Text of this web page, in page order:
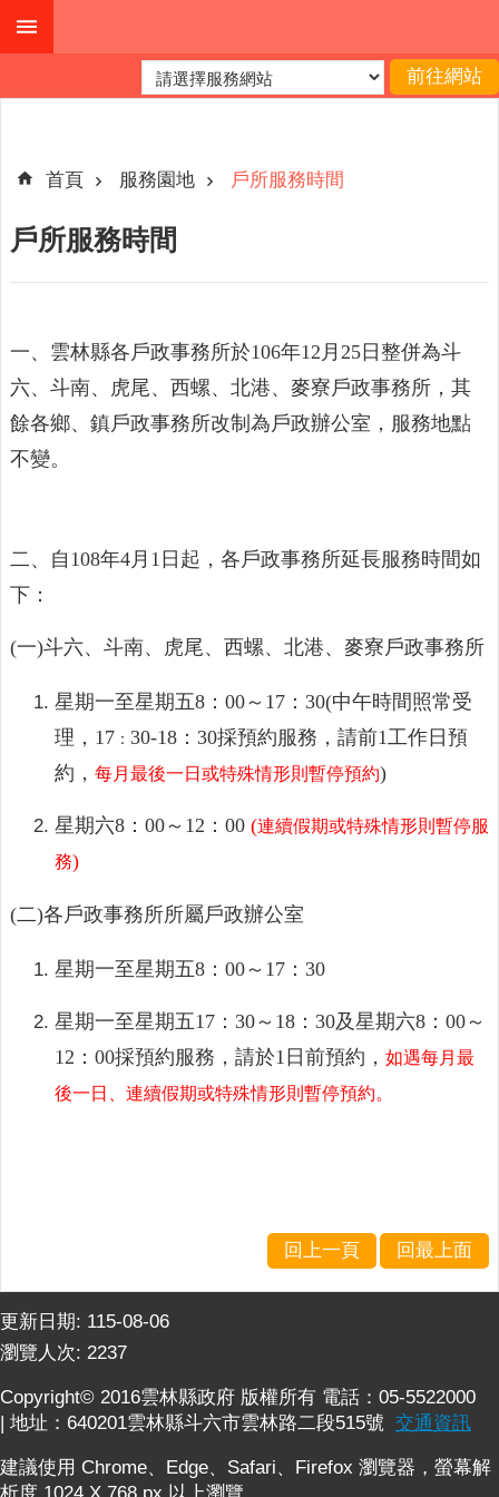
跳到主要內容區塊
階
縣
服
務
園
地
欄
便
服
法
章
FAQ
網
站
網
站
安
全
政
策
隱
私
首頁 服務園地 戶所服務時間
戶所服務時間
一、雲林縣各戶政事務所於106年12月25日整併為斗
六、斗南、虎尾、西螺、北港、麥寮戶政事務所，其
餘各鄉、鎮戶政事務所改制為戶政辦公室，服務地點
不變。
二、自108年4月1日起，各戶政事務所延長服務時間如
下：
(一)斗六、斗南、虎尾、西螺、北港、麥寮戶政事務所
星期一至星期五8：00～17：30(中午時間照常受
理，17 ： 30-18：30採預約服務，請前1工作日預
約， 每月最後一日或特殊情形則暫停預約)
星期六8：00～ 12：00 (連續假期或特殊情形則暫停服
務)
(二)各戶政事務所所屬戶政辦公室
星期一至星期五8：00～17 ：30
星期一至星期五17：30～18：30及星期六8：00～
12：00採預約服務，請於1日前預約， 如遇每月最
後一日、連續假期或特殊情形則暫停預約。
回上一頁 回最上面
更新日期: 115-08-06
瀏覽人次: 2237
Copyright© 2016雲林縣政府 版權所有 電話：05-5522000
| 地址：640201雲林縣斗六市雲林路二段515號 交通資訊
建議使用 Chrome、Edge、Safari、Firefox 瀏覽器，螢幕解
析度 1024 X 768 px 以上瀏覽